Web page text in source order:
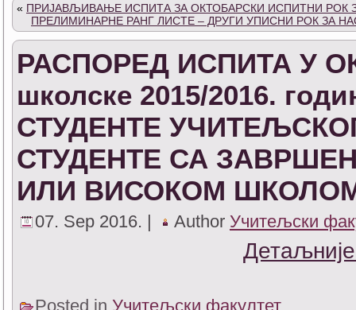
« ПРИЈАВЉИВАЊЕ ИСПИТА ЗА ОКТОБАРСКИ ИСПИТНИ РОК
ПРЕЛИМИНАРНЕ РАНГ ЛИСТЕ – ДРУГИ УПИСНИ РОК ЗА
РАСПОРЕД ИСПИТА У
школске 2015/2016.
СТУДЕНТЕ
СТУДЕНТЕ СА
ИЛИ ВИСОКОМ
07. Sep 2016. | Author Учитељски
Posted in Учитељски факултет